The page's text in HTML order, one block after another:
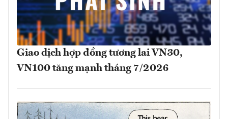
Giao dịch hợp đồng tương lai VN30,
VN100 tăng mạnh tháng 7/2026